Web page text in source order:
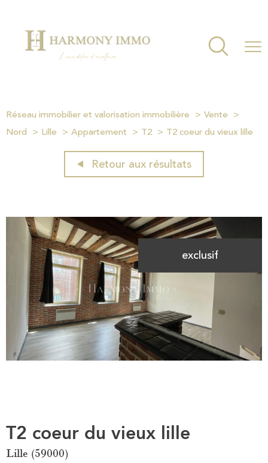
Réseau immobilier et valorisation immobilière
Vente
Nord
Lille Appartement T2 T2 coeur du vieux lille
Retour aux résultats
exclusif
T2 coeur du vieux lille
Lille (59000)